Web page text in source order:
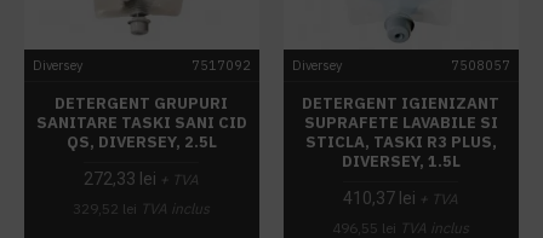
Diversey 7517092
DETERGENT GRUPURI
SANITARE TASKI SANI CID
QS, DIVERSEY, 2.5L
272,33 lei + TVA
329,52 lei TVA inclus
Diversey 7508057
DETERGENT IGIENIZANT
SUPRAFETE LAVABILE SI
STICLA, TASKI R3 PLUS,
DIVERSEY, 1.5L
410,37 lei + TVA
496,55 lei TVA inclus